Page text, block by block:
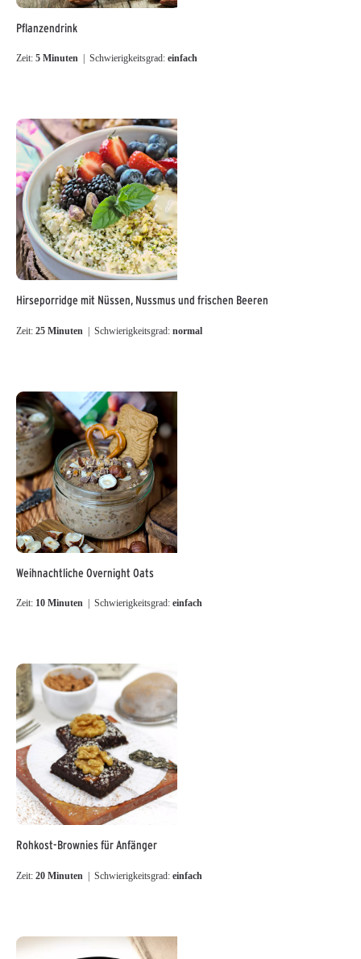
Pflanzendrink
Zeit: 5 Minuten | Schwierigkeitsgrad: einfach
Hirseporridge mit Nüssen, Nussmus und frischen Beeren
Zeit: 25 Minuten | Schwierigkeitsgrad: normal
Weihnachtliche Overnight Oats
Zeit: 10 Minuten | Schwierigkeitsgrad: einfach
Rohkost-Brownies für Anfänger
Zeit: 20 Minuten | Schwierigkeitsgrad: einfach